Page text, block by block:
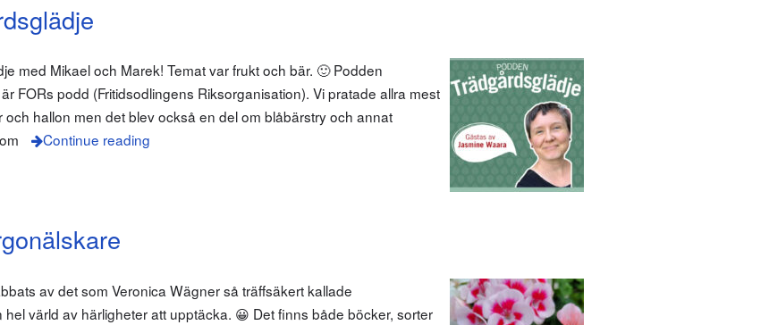
med Mikael och Marek! Temat var frukt och bär. 🙂 Podden
FORs podd (Fritidsodlingens Riksorganisation). Vi pratade allra mest
hallon men det blev också en del om blåbärstry och annat
Continue reading
av det som Veronica Wägner så träffsäkert kallade
värld av härligheter att upptäcka. 😀 Det finns både böcker, sorter